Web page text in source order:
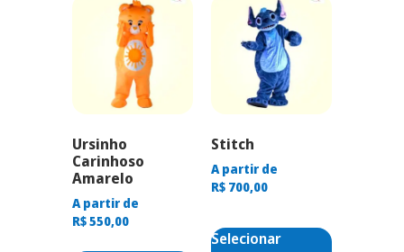
Ursinho
Carinhoso
Amarelo
A partir de
R$550,00
Stitch
A partir de
R$ 700,00
Selecionar